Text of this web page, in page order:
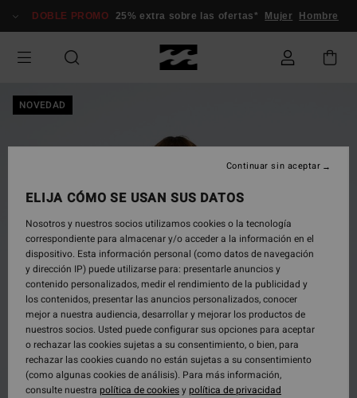
información
DOBLE PROMO 25% extra sobre las ofertas* Mujer Hombre
NOVEDAD
ELIJA CÓMO SE USAN SUS DATOS
Nosotros y nuestros socios utilizamos cookies o la tecnología
correspondiente para almacenar y/o acceder a la información en el
dispositivo. Esta información personal (como datos de navegación
y dirección IP) puede utilizarse para: presentarle anuncios y
contenido personalizados, medir el rendimiento de la publicidad y
los contenidos, presentar las anuncios personalizados, conocer
mejor a nuestra audiencia, desarrollar y mejorar los productos de
nuestros socios. Usted puede configurar sus opciones para aceptar
o rechazar las cookies sujetas a su consentimiento, o bien, para
rechazar las cookies cuando no están sujetas a su consentimiento
(como algunas cookies de análisis). Para más información,
consulte nuestra política de cookiesypolítica de privacidad
Continuar sin aceptar